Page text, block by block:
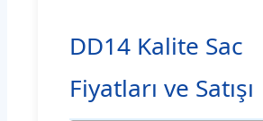
DD14 Kalite Sac
Fiyatları ve Satışı